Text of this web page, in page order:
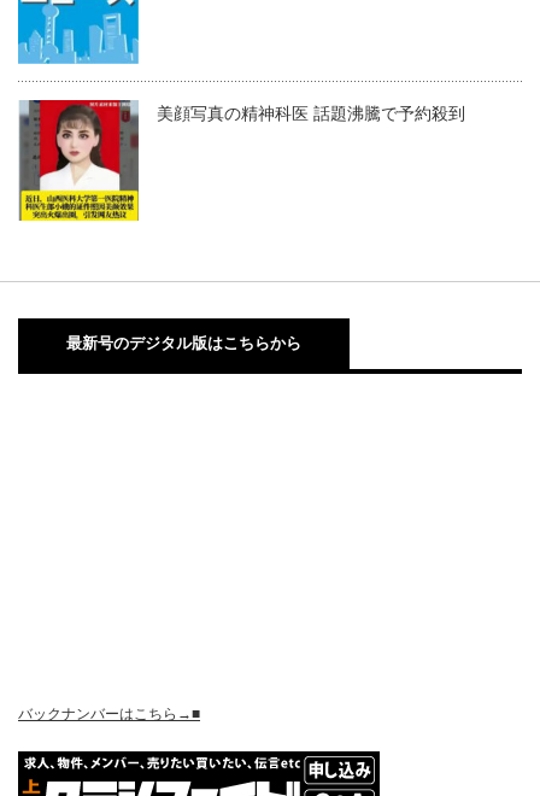
美顔写真の精神科医 話題沸騰で予約殺到
最新号のデジタル版はこちらから
バックナンバーはこちら→■